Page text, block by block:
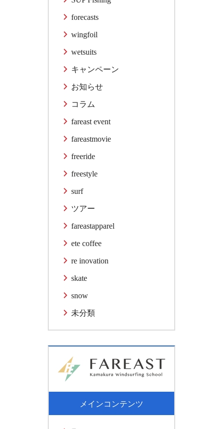
forecasts
wingfoil
wetsuits
キャンペーン
お知らせ
コラム
fareast event
fareastmovie
freeride
freestyle
surf
ツアー
fareastapparel
ete coffee
re inovation
skate
snow
未分類
メインコンテンツ